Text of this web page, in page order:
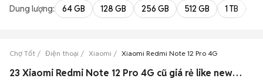
Dung lượng: 64 GB 128 GB 256 GB 512 GB 1 TB
Chợ Tốt Điện thoại Xiaomi Xiaomi Redmi Note 12 Pro 4G
23 Xiaomi Redmi Note 12 Pro 4G cũ giá rẻ like new chính hãng đang bán 08/2026